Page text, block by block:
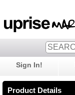
Sign In!
Product Details